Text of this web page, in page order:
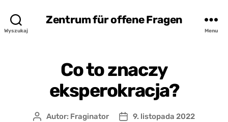
Wyszukaj
Zentrum für offene Fragen
Menu
Co to znaczy
eksperokracja?
AutorAutor: Fraginator
Data9. listopada 2022